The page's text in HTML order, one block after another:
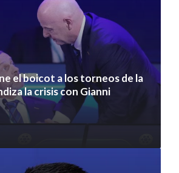
el boicot a los torneos de la
la crisis con Gianni